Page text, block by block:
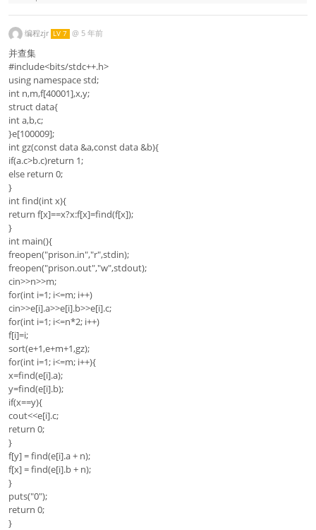
编程zjr LV 7 @ 5 年前
并查集
#include<bits/stdc++.h>
using namespace std;
int n,m,f[40001],x,y;
struct data{
int a,b,c;
}e[100009];
int gz(const data &a,const data &b){
if(a.c>b.c)return 1;
else return 0;
}
int find(int x){
return f[x]==x?x:f[x]=find(f[x]);
}
int main(){
freopen("prison.in","r",stdin);
freopen("prison.out","w",stdout);
cin>>n>>m;
for(int i=1; i<=m; i++)
cin>>e[i].a>>e[i].b>>e[i].c;
for(int i=1; i<=n*2; i++)
f[i]=i;
sort(e+1,e+m+1,gz);
for(int i=1; i<=m; i++){
x=find(e[i].a);
y=find(e[i].b);
if(x==y){
cout<<e[i].c;
return 0;
}
f[y] = find(e[i].a + n);
f[x] = find(e[i].b + n);
}
puts("0");
return 0;
}